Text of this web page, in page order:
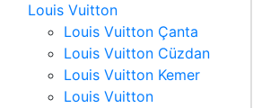
Louis Vuitton
Louis Vuitton Çanta
Louis Vuitton Cüzdan
Louis Vuitton Kemer
Louis Vuitton